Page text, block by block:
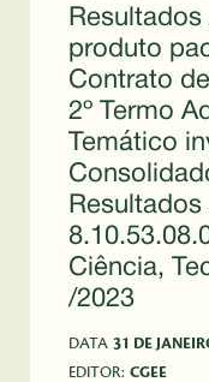
produto
Contrato
2º Termo
Temático
Ciência,
/2023
DATA 31 DE
EDITOR: CGEE